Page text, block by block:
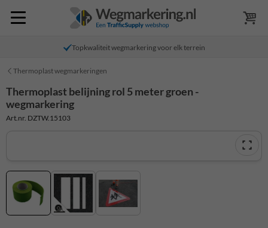
Topkwaliteit wegmarkering voor elk terrein
Thermoplast wegmarkeringen
Thermoplast belijning rol 5 meter groen -
wegmarkering
Art.nr. DZTW.15103